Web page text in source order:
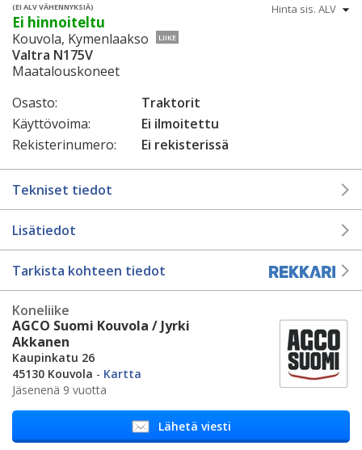
(EI ALV VÄHENNYKSIÄ)
Ei hinnoiteltu
Kouvola, Kymenlaakso LIIKE
Valtra N175V
Maatalouskoneet
Osasto:
Traktorit
Käyttövoima:
Ei ilmoitettu
Rekisterinumero:
Ei rekisterissä
Tekniset tiedot
Lisätiedot
Tarkista kohteen tiedot
Koneliike
AGCO Suomi Kouvola / Jyrki
Akkanen
Kaupinkatu 26
45130 Kouvola - Kartta
Jäsenenä 9 vuotta
Lähetä viesti